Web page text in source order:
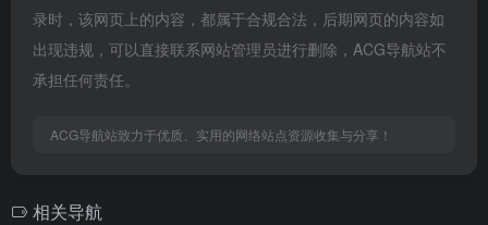
录时，该网页上的内容，都属于合规合法，后期网页的内容如
出现违规，可以直接联系网站管理员进行删除，ACG导航站不
承担任何责任。
ACG导航站致力于优质、实用的网络站点资源收集与分享！
相关导航